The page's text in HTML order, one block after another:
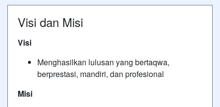
Visi dan Misi
Visi
Menghasilkan lulusan yang bertaqwa,
berprestasi, mandiri, dan profesional
Misi